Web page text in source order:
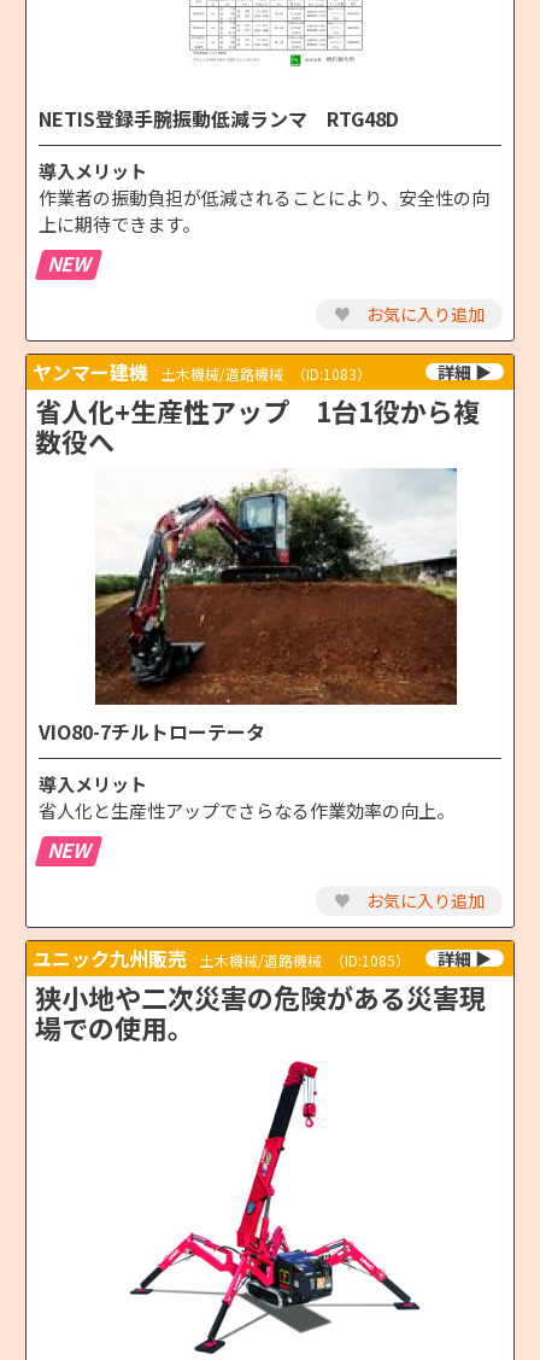
NETIS登録手腕振動低減ランマ RTG48D
導入メリット
作業者の振動負担が低減されることにより、安全性の向
上に期待できます。
NEW
♥ お気に入り追加
ヤンマー建機 土木機械/道路機械 （ID:1083）
省人化+生産性アップ 1台1役から複
数役へ
VIO80-7チルトローテータ
導入メリット
省人化と生産性アップでさらなる作業効率の向上。
NEW
♥ お気に入り追加
ユニック九州販売 土木機械/道路機械 （ID:1085）
狭小地や二次災害の危険がある災害現
場での使用。